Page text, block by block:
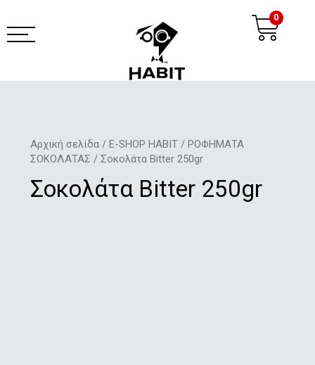
στο
περιεχόμενο
0
Αρχική σελίδα/ E-SHOP HABIT/ ΡΟΦΗΜΑΤΑ
ΣΟΚΟΛΑΤΑΣ / Σοκολάτα Bitter 250gr
Σοκολάτα Bitter 250gr